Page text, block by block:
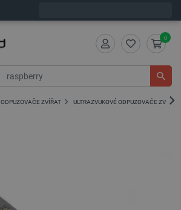
0
ODPUZOVAČE ZVÍŘAT ULTRAZVUKOVÉ ODPUZOVAČE ZVÍŘAT